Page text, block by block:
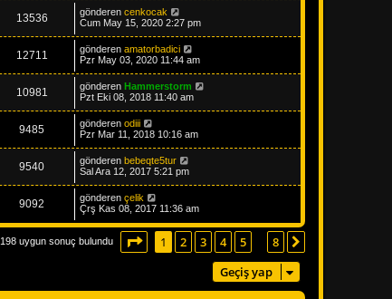
13536 gönderen cenkocak
Cum May 15, 2020 2:27 pm
12711 gönderen amatorbadici
Pzr May 03, 2020 11:44 am
10981 gönderen Hammerstorm
Pzt Eki 08, 2018 11:40 am
9485 gönderen odiii
Pzr Mar 11, 2018 10:16 am
9540 gönderen bebeqte5tur
Sal Ara 12, 2017 5:21 pm
9092 gönderen çelik
Çrş Kas 08, 2017 11:36 am
198 uygun sonuç bulundu . sayfa (Toplam 8sayfa)
1 2 3 4 5 8
Geçiş yap